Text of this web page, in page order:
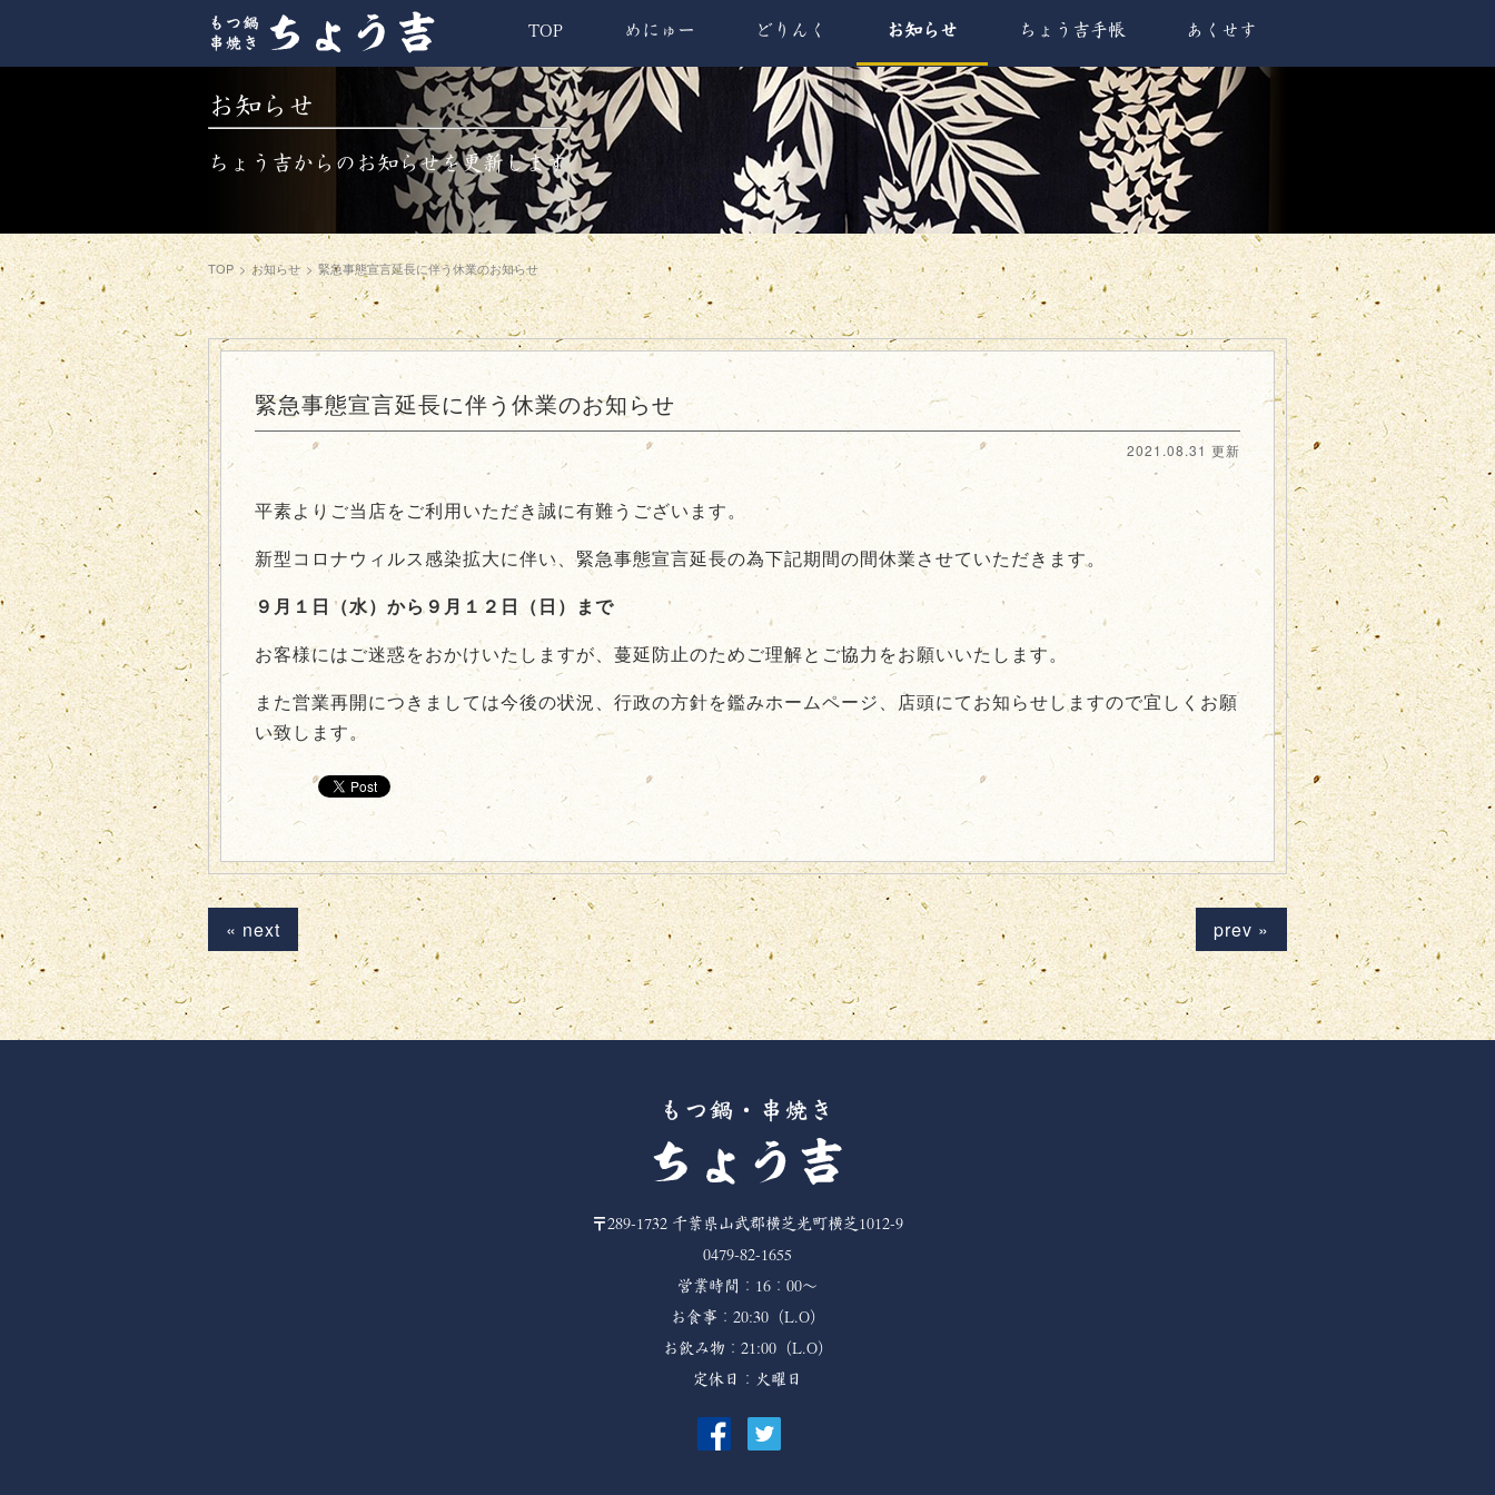
TOP めにゅー どりんく お知らせ ちょう吉手帳 あくせす
お知らせ
ちょう吉からのお知らせを更新します
TOP > お知らせ > 緊急事態宣言延長に伴う休業のお知らせ
緊急事態宣言延長に伴う休業のお知らせ
2021.08.31 更新
平素よりご当店をご利用いただき誠に有難うございます。
新型コロナウィルス感染拡大に伴い、緊急事態宣言延長の為下記期間の間休業させていただきます。
９月１日（水）から９月１２日（日）まで
お客様にはご迷惑をおかけいたしますが、蔓延防止のためご理解とご協力をお願いいたします。
また営業再開につきましては今後の状況、行政の方針を鑑みホームページ、店頭にてお知らせしますので宜しくお願
い致します。
« next prev »
〒289-1732 千葉県山武郡横芝光町横芝1012-9
0479-82-1655
営業時間：16：00～
お食事：20:30（L.O）
お飲み物：21:00（L.O）
定休日：火曜日